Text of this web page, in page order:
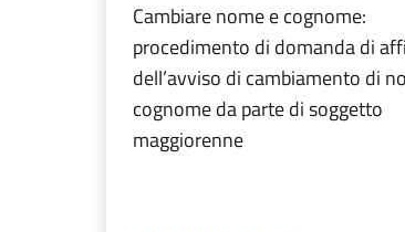
Cambiare nome e cognome:
procedimento di domanda di
dell’avviso di cambiamento di
cognome da parte di soggetto
maggiorenne